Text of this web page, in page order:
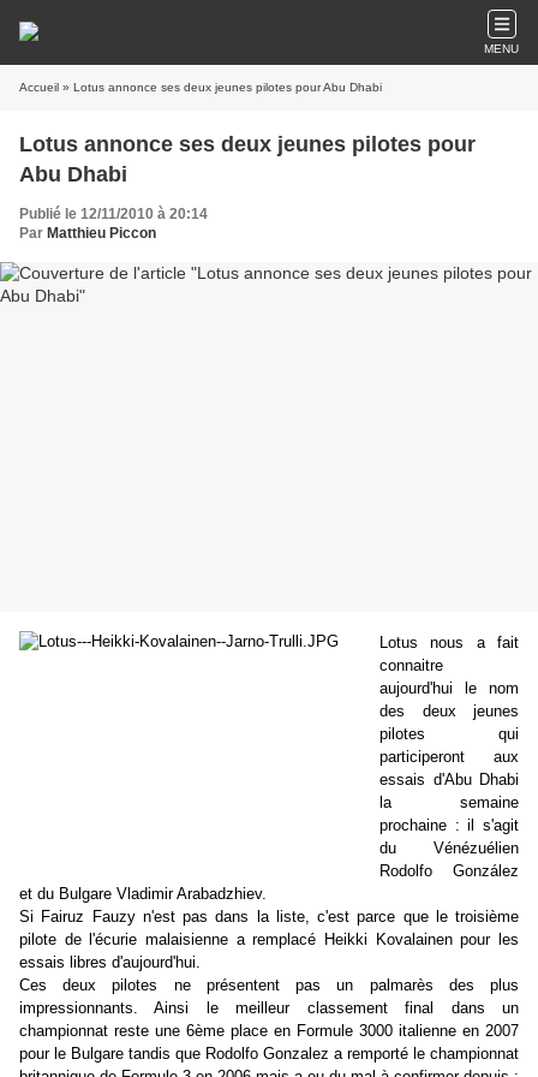
MENU
Accueil » Lotus annonce ses deux jeunes pilotes pour Abu Dhabi
Lotus annonce ses deux jeunes pilotes pour
Abu Dhabi
Publié le 12/11/2010 à 20:14
Par Matthieu Piccon
Lotus nous a fait
connaitre
aujourd'hui le nom
des deux jeunes
pilotes qui
participeront aux
essais d'Abu Dhabi
la semaine
prochaine : il s'agit
du Vénézuélien
Rodolfo González
et du Bulgare Vladimir Arabadzhiev.
Si Fairuz Fauzy n'est pas dans la liste, c'est parce que le troisième
pilote de l'écurie malaisienne a remplacé Heikki Kovalainen pour les
essais libres d'aujourd'hui.
Ces deux pilotes ne présentent pas un palmarès des plus
impressionnants. Ainsi le meilleur classement final dans un
championnat reste une 6ème place en Formule 3000 italienne en 2007
pour le Bulgare tandis que Rodolfo Gonzalez a remporté le championnat